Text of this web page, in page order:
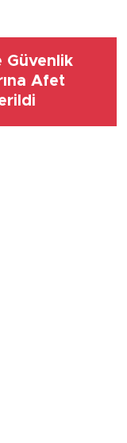
Güvenlik
Afet